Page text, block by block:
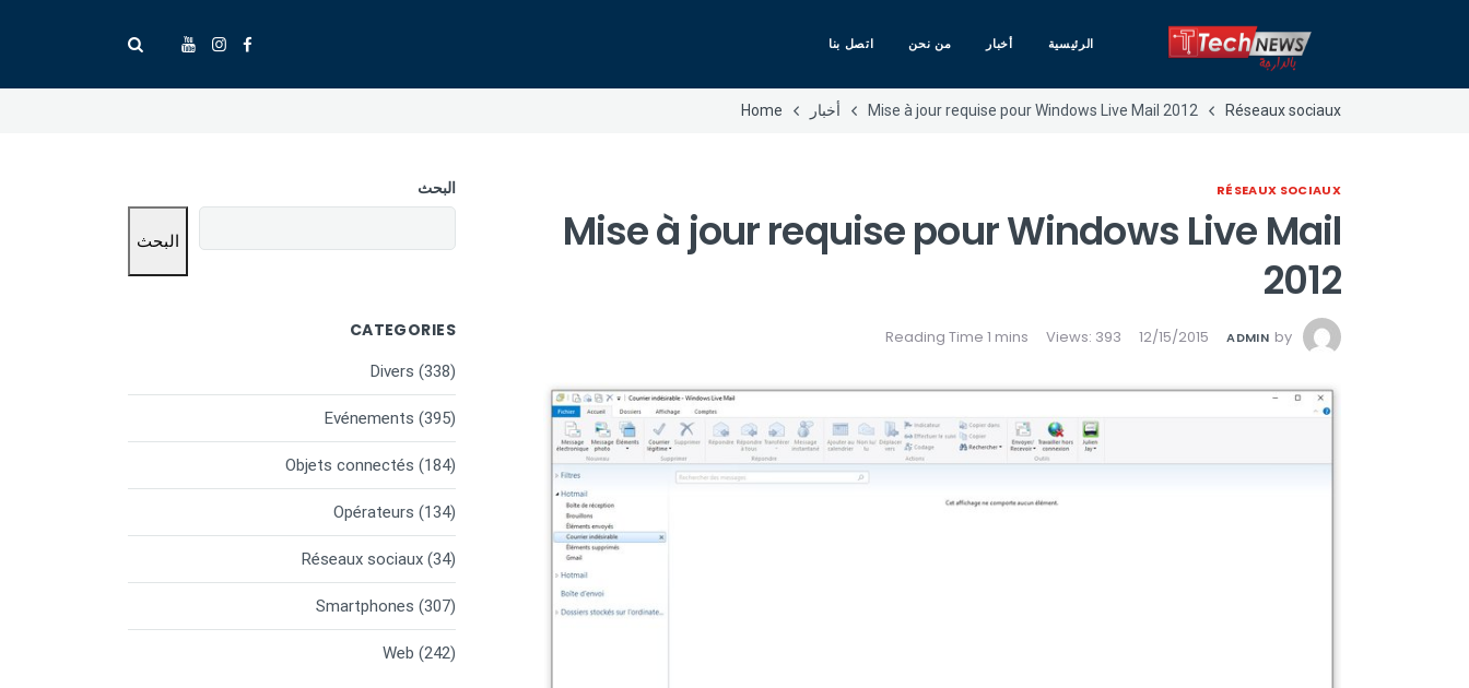
الرئيسية أخبار من نحن اتصل بنا
Mise à jour requise pour Windows Live Mail 2012 Réseaux sociaux أخبار Home
RÉSEAUX SOCIAUX
Mise à jour requise pour Windows Live Mail
2012
by
ADMIN
12/15/2015
Views: 393
البحث
البحث
CATEGORIES
Divers (338)
Evénements (395)
Objets connectés (184)
Opérateurs (134)
Réseaux sociaux (34)
Smartphones (307)
Web (242)